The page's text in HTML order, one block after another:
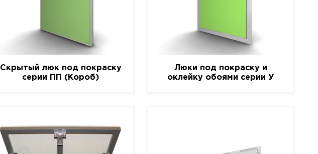
Скрытый люк под покраску
серии ПП (Короб)
Люки под покраску и
оклейку обоями серии У